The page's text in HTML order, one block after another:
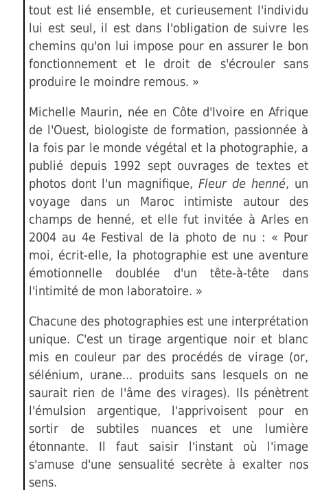
tout est lié ensemble, et curieusement l'individu
lui est seul, il est dans l'obligation de suivre les
chemins qu'on lui impose pour en assurer le bon
fonctionnement et le droit de s'écrouler sans
produire le moindre remous. »
Michelle Maurin, née en Côte d'Ivoire en Afrique
de l'Ouest, biologiste de formation, passionnée à
la fois par le monde végétal et la photographie, a
publié depuis 1992 sept ouvrages de textes et
photos dont l'un magnifique, Fleur de henné, un
voyage dans un Maroc intimiste autour des
champs de henné, et elle fut invitée à Arles en
2004 au 4e Festival de la photo de nu : « Pour
moi, écrit-elle, la photographie est une aventure
émotionnelle doublée d'un tête-à-tête dans
l'intimité de mon laboratoire. »
Chacune des photographies est une interprétation
unique. C'est un tirage argentique noir et blanc
mis en couleur par des procédés de virage (or,
sélénium, urane... produits sans lesquels on ne
saurait rien de l'âme des virages). Ils pénètrent
l'émulsion argentique, l'apprivoisent pour en
sortir de subtiles nuances et une lumière
étonnante. Il faut saisir l'instant où l'image
s'amuse d'une sensualité secrète à exalter nos
sens.